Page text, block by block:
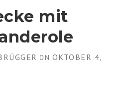
mit
ON OKTOBER 4,